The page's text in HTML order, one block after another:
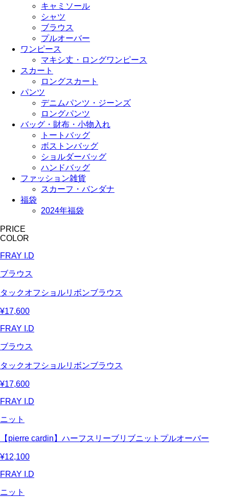
キャミソール
シャツ
ブラウス
プルオーバー
ワンピース
マキシ丈・ロングワンピース
スカート
ロングスカート
パンツ
デニムパンツ・ジーンズ
ロングパンツ
バッグ・財布・小物入れ
トートバッグ
ボストンバッグ
ショルダーバッグ
ハンドバッグ
ファッション雑貨
スカーフ・バンダナ
福袋
2024年福袋
PRICE
COLOR
FRAY I.D
ブラウス
タックオフショルリボンブラウス
¥17,600
FRAY I.D
ブラウス
タックオフショルリボンブラウス
¥17,600
FRAY I.D
ニット
【pierre cardin】ハーフスリーブリブニットプルオーバー
¥12,100
FRAY I.D
ニット